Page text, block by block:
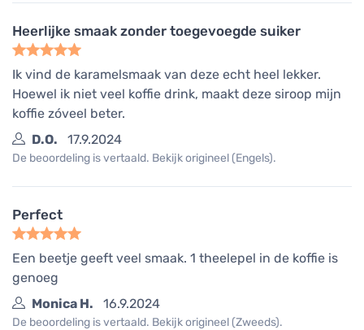
Heerlijke smaak zonder toegevoegde suiker
Ik vind de karamelsmaak van deze echt heel lekker.
Hoewel ik niet veel koffie drink, maakt deze siroop mijn
koffie zóveel beter.
D.O.
17.9.2024
De beoordeling is vertaald. Bekijk origineel (Engels).
Perfect
Een beetje geeft veel smaak. 1 theelepel in de koffie is
genoeg
Monica H.
16.9.2024
De beoordeling is vertaald. Bekijk origineel (Zweeds).